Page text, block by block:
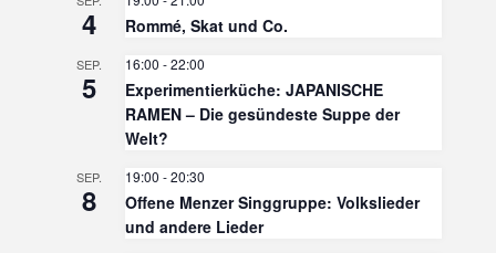
4 Rommé, Skat und Co.
SEP.
5
16:00 -22:00
Experimentierküche: JAPANISCHE
RAMEN – Die gesündeste Suppe der
Welt?
SEP.
8
19:00 -20:30
Offene Menzer Singgruppe: Volkslieder
und andere Lieder